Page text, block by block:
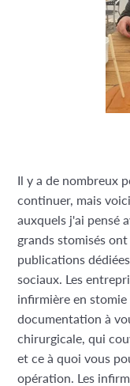
Il y a de nombreux
continuer, mais
auxquels j'ai pensé
grands stomisés
publications
sociaux. Les
infirmière en
documentation à
chirurgicale, qui
et ce à quoi vous
opération. Les